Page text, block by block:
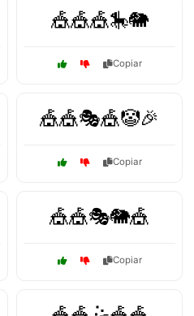
🎪🎪🎪🎠🐘
Copiar
🎪🎪🎭🎪🤡🎉
Copiar
🎪🎪🎭🐘🎪
Copiar